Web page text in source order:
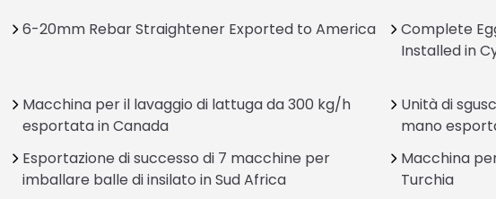
6-20mm Rebar Straightener Exported to America
Complete
Installed in
Macchina per il lavaggio di lattuga da 300 kg/h
esportata in Canada
Unità di
mano
Esportazione di successo di 7 macchine per
imballare balle di insilato in Sud Africa
Macchina
Turchia